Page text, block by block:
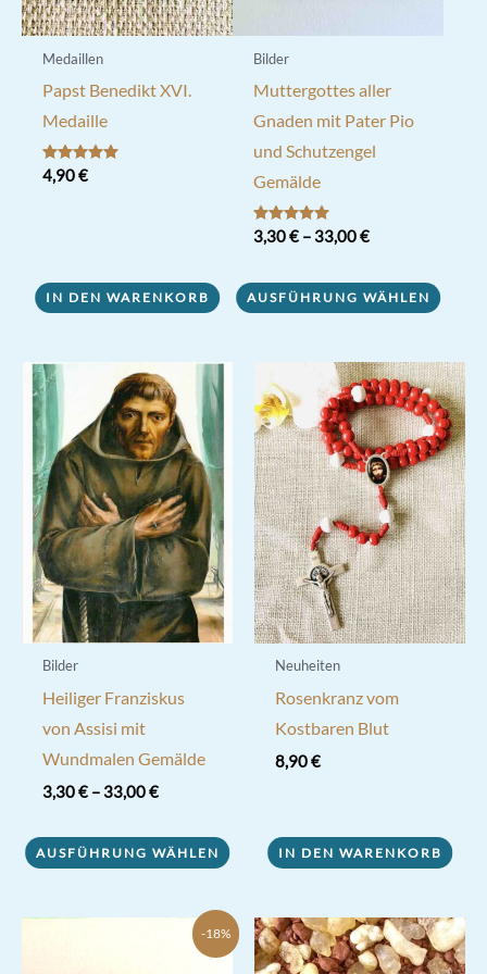
gewählt
werden
Medaillen
Papst Benedikt XVI.
Medaille
Bewertet mit
5.00
4,90€
IN DEN WARENKORB
Bilder
Muttergottes aller
Gnaden mit Pater Pio
und Schutzengel
Gemälde
Bewertet mit
5.00
3,30€– 33,00€
AUSFÜHRUNG WÄHLEN
Produkt
Varianten
auf.
Die
Optionen
können
auf
der
Produktseite
gewählt
werden
Bilder
Heiliger Franziskus
von Assisi mit
Wundmalen Gemälde
3,30€– 33,00€
AUSFÜHRUNG WÄHLEN
Produkt
mehrere
Neuheiten
Rosenkranz vom
Kostbaren Blut
8,90€
IN DEN WARENKORB
-18%